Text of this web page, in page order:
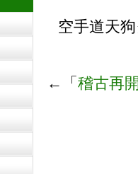
空手道天
←「 稽古再